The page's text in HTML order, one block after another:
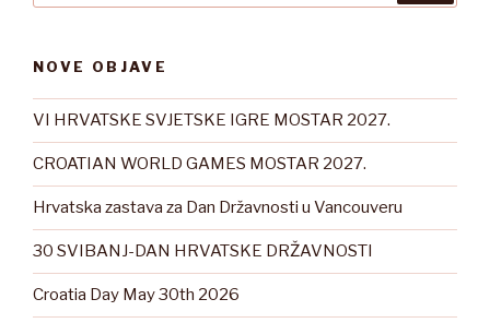
NOVE OBJAVE
VI HRVATSKE SVJETSKE IGRE MOSTAR 2027.
CROATIAN WORLD GAMES MOSTAR 2027.
Hrvatska zastava za Dan Državnosti u Vancouveru
30 SVIBANJ-DAN HRVATSKE DRŽAVNOSTI
Croatia Day May 30th 2026